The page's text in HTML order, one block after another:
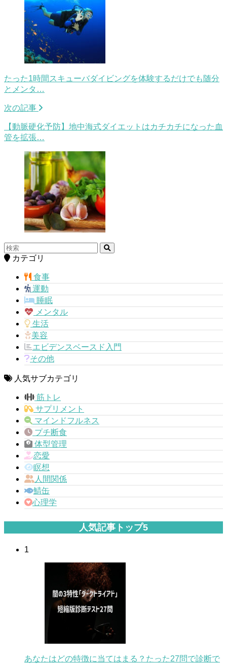
たった1時間スキューバダイビングを体験するだけでも随分
とメンタ…
次の記事
【動脈硬化予防】地中海式ダイエットはカチカチになった血
管を拡張…
カテゴリ
食事
運動
睡眠
メンタル
生活
美容
エビデンスベースド入門
その他
人気サブカテゴリ
筋トレ
サプリメント
マインドフルネス
プチ断食
体型管理
恋愛
瞑想
人間関係
鯖缶
心理学
人気記事トップ5
1
あなたはどの特徴に当てはまる？たった27問で診断で